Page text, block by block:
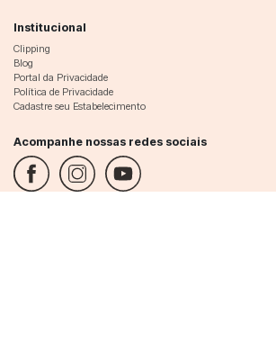
Institucional
Clipping
Blog
Portal da Privacidade
Política de Privacidade
Cadastre seu Estabelecimento
Acompanhe nossas redes sociais